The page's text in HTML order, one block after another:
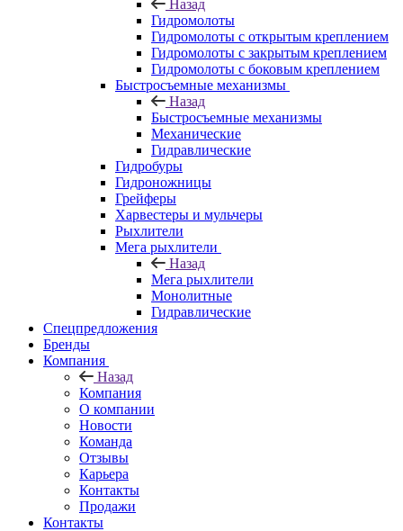
Назад
Гидромолоты
Гидромолоты с открытым креплением
Гидромолоты с закрытым креплением
Гидромолоты с боковым креплением
Быстросъемные механизмы
Назад
Быстросъемные механизмы
Механические
Гидравлические
Гидробуры
Гидроножницы
Грейферы
Харвестеры и мульчеры
Рыхлители
Мега рыхлители
Назад
Мега рыхлители
Монолитные
Гидравлические
Спецпредложения
Бренды
Компания
Назад
Компания
О компании
Новости
Команда
Отзывы
Карьера
Контакты
Продажи
Контакты